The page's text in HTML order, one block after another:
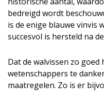
bedreigd wordt
is de enige blauwe vinvis
succesvol is hersteld na
Dat de walvissen zo
wetenschappers te
maatregelen. Zo is er